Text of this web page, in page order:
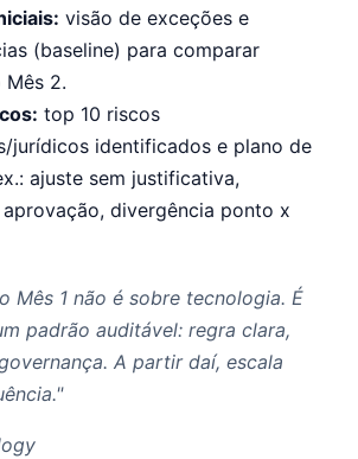
visão de exceções e
(baseline) para comparar
2.
top 10 riscos
jurídicos identificados e plano de
ajuste sem justificativa,
divergência ponto x
Mês 1 não é sobre tecnologia. É
padrão auditável: regra clara,
A partir daí, escala